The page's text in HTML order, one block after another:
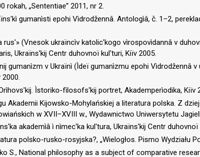
rokah, „Sententiae” 2011, nr 2.
gumanìsti epohi Vìdrodžennâ. Antologìâ, č. 1–2,
rus′» (Vnesok ukraїncìv katolic′kogo vìrospovìdannâ v
Ukraїns′kij Centr duhovnoї kul′turi, Kiїv 2005.
gumanìzm v Ukraїnì (Ìdeї gumanìzmu epohi Vìdrodžennâ v
2000.
Ìstoriko-fìlosofs′kij portret, Akademperìodika, Kiїv
Akademii Kijowsko-Mohylańskiej a literatura polska. Z
w XVII–XVIII w., Wydawnictwo Uniwersytetu
akademìâ ì nìmec′ka kul′tura, Ukraїns′kij Centr duhovnoї
polsko-rusko-rosyjska?, „Wielogłos. Pismo Wydziału
S., National philosophy as a subject of comparative